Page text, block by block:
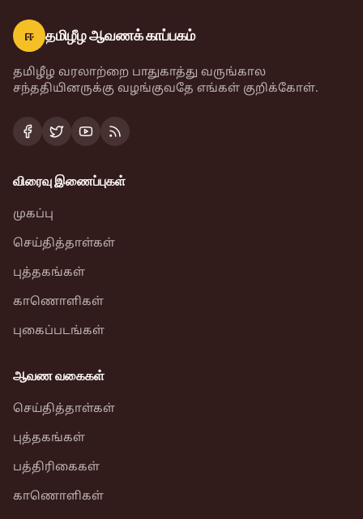
ஈ தமிழீழ ஆவணக் காப்பகம்
தமிழீழ வரலாற்றை பாதுகாத்து வருங்கால
சந்ததியினருக்கு வழங்குவதே எங்கள் குறிக்கோள்.
விரைவு இணைப்புகள்
முகப்பு
செய்தித்தாள்கள்
புத்தகங்கள்
காணொளிகள்
புகைப்படங்கள்
ஆவண வகைகள்
செய்தித்தாள்கள்
புத்தகங்கள்
பத்திரிகைகள்
காணொளிகள்